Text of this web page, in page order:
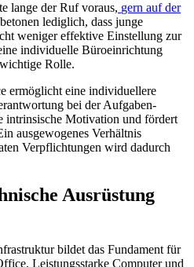
lange der Ruf voraus, gern auf der
lediglich, dass junge
weniger effektive Einstellung zur
individuelle Büroeinrichtung
Rolle.
ermöglicht eine individuellere
bei der Aufgaben-
intrinsische Motivation und fördert
ausgewogenes Verhältnis
Verpflichtungen wird dadurch
Ausrüstung
bildet das Fundament für
Leistungsstarke Computer und